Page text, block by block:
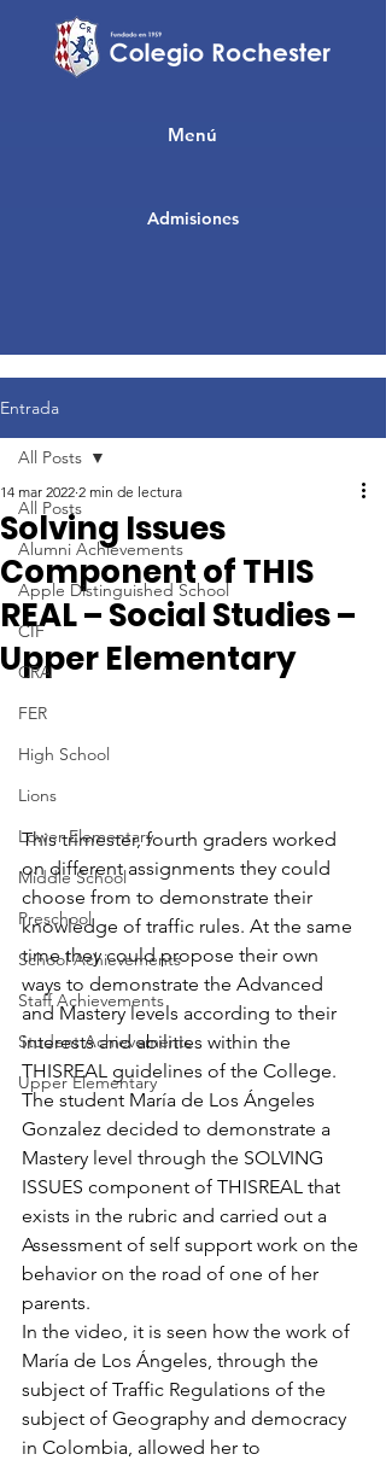
Admisiones
Menú
Entrada
All Posts
Alumni Achievements
Apple Distinguished School
CIF
CRA
FER
High School
Lions
Lower Elementary
Middle School
Preschool
School Achievements
Staff Achievements
Student Achievements
Upper Elementary
All Posts
Solving Issues
Component of THIS
REAL – Social Studies –
Upper Elementary
14 mar 2022 2 min de lectura
This trimester, fourth graders worked
on different assignments they could
choose from to demonstrate their
knowledge of traffic rules. At the same
time they could propose their own
ways to demonstrate the Advanced
and Mastery levels according to their
interests and abilities within the
THISREAL guidelines of the College.
The student María de Los Ángeles
Gonzalez decided to demonstrate a
Mastery level through the SOLVING
ISSUES component of THISREAL that
exists in the rubric and carried out a
Assessment of self support work on the
behavior on the road of one of her
parents.
In the video, it is seen how the work of
María de Los Ángeles, through the
subject of Traffic Regulations of the
subject of Geography and democracy
in Colombia, allowed her to